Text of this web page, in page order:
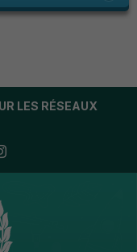
LES RÉSEAUX